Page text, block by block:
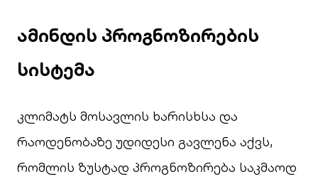
ამინდის პროგნოზირების
სისტემა
კლიმატს მოსავლის ხარისხსა და
რაოდენობაზე უდიდესი გავლენა აქვს,
რომლის ზუსტად პროგნოზირება საკმაოდ